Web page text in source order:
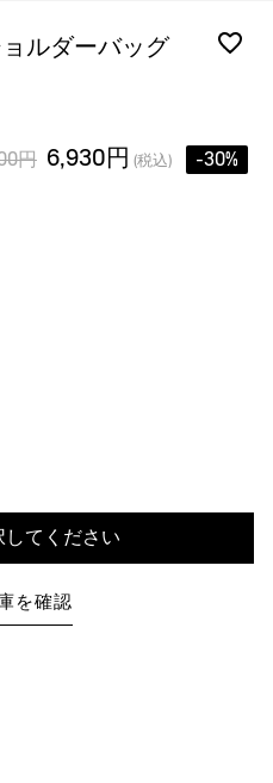
ルダーバッグ
円 6,930円 (税込) -30%
てください
を確認